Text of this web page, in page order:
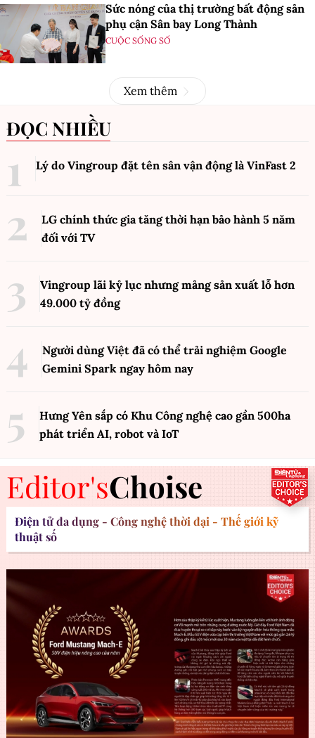
Sức nóng của thị trường bất động sản
phụ cận Sân bay Long Thành
CUỘC SỐNG SỐ
Xem thêm
ĐỌC NHIỀU
Lý do Vingroup đặt tên sân vận động là VinFast 2
LG chính thức gia tăng thời hạn bảo hành 5 năm
đối với TV
Vingroup lãi kỷ lục nhưng mảng sản xuất lỗ hơn
49.000 tỷ đồng
Người dùng Việt đã có thể trải nghiệm Google
Gemini Spark ngay hôm nay
Hưng Yên sắp có Khu Công nghệ cao gần 500ha
phát triển AI, robot và IoT
Editor'sChoise
Điện tử đa dụng - Công nghệ thời đại - Thế giới kỹ
thuật số